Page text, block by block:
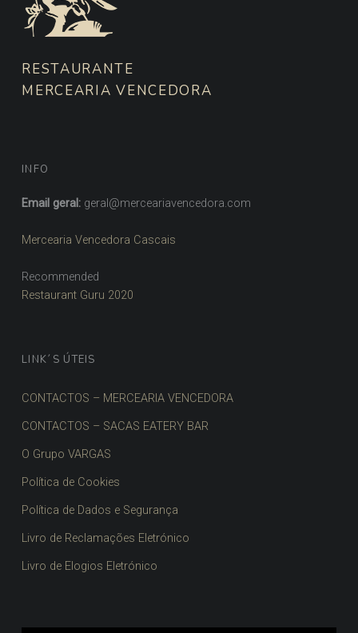
RESTAURANTE
MERCEARIA VENCEDORA
INFO
Email geral: geral@merceariavencedora.com
Mercearia Vencedora Cascais
Recommended
Restaurant Guru 2020
LINK´S ÚTEIS
CONTACTOS – MERCEARIA VENCEDORA
CONTACTOS – SACAS EATERY BAR
O Grupo VARGAS
Política de Cookies
Política de Dados e Segurança
Livro de Reclamações Eletrónico
Livro de Elogios Eletrónico